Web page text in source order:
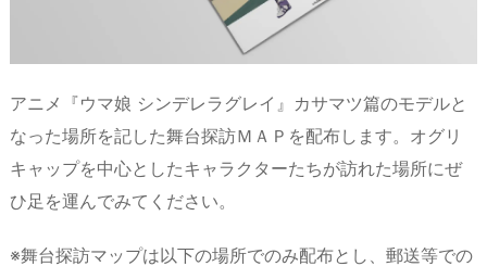
アニメ『ウマ娘 シンデレラグレイ』カサマツ篇のモデルと
なった場所を記した舞台探訪ＭＡＰを配布します。オグリ
キャップを中心としたキャラクターたちが訪れた場所にぜ
ひ足を運んでみてください。
※舞台探訪マップは以下の場所でのみ配布とし、郵送等での